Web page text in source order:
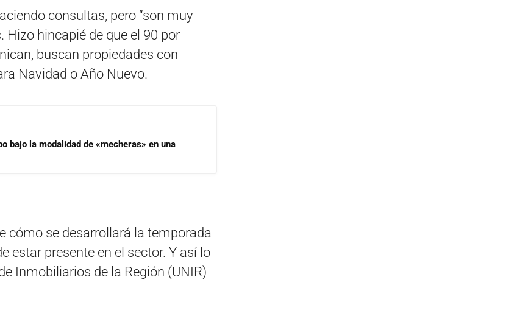
consultas, pero “son muy
Hizo hincapié de que el 90 por
buscan propiedades con
Navidad o Año Nuevo.
bajo la modalidad de «mecheras» en una
cómo se desarrollará la temporada
estar presente en el sector. Y así lo
Inmobiliarios de la Región (UNIR)